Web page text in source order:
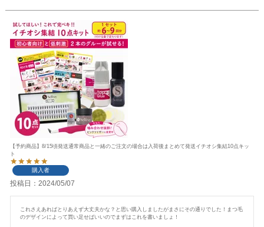
【予約商品】8/15頃発送通常商品と一緒のご注文の場合は入荷後まとめて発送イチオシ集結10点キッ
ト
購入者
投稿日 2024/05/07
これさえあればとりあえず大丈夫かな？と思い購入しましたがまさにその通りでした！まつ毛
のデザインによって買い足せばいいのでまずはこれを書いましょ！